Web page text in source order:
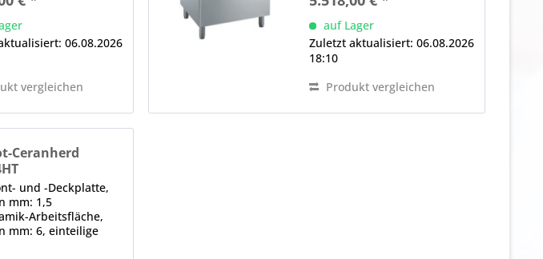
Energieregler je
Hinweis:
das...
06.08.2026
vergleichen
versiegelt Energieregler je
Doppelheizzone,
Restwärmeanzeige Hinweis:
Ideal für das...
auf Lager
Zuletzt aktualisiert: 06.08.2026
18:10
Produkt vergleichen
Ceranherd
und -Deckplatte,
mm: 1,5
Arbeitsfläche,
mm: 6, einteilige